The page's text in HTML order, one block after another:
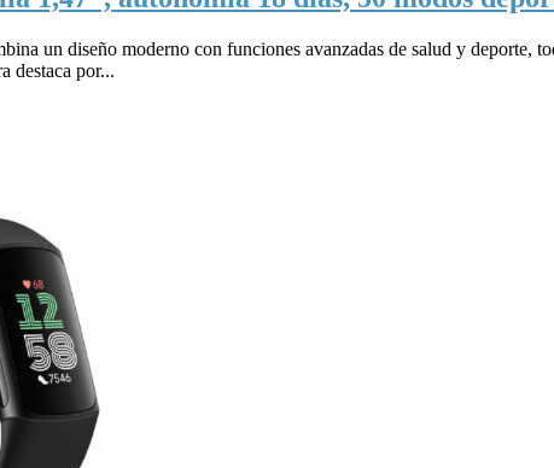
un diseño moderno con funciones avanzadas de salud y deporte,
destaca por...